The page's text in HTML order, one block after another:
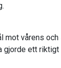
mot vårens och
gjorde ett